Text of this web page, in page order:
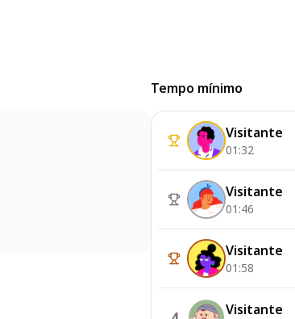
Tempo mínimo
Visitante
01:32
Visitante
01:46
Visitante
01:58
Visitante